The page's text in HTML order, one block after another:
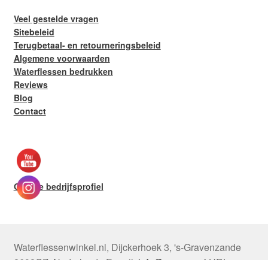
Veel gestelde vragen
Sitebeleid
Terugbetaal- en retourneringsbeleid
Algemene voorwaarden
Waterflessen bedrukken
Reviews
Blog
Contact
Google bedrijfsprofiel
Waterflessenwinkel.nl, Dijckerhoek 3, 's-Gravenzande